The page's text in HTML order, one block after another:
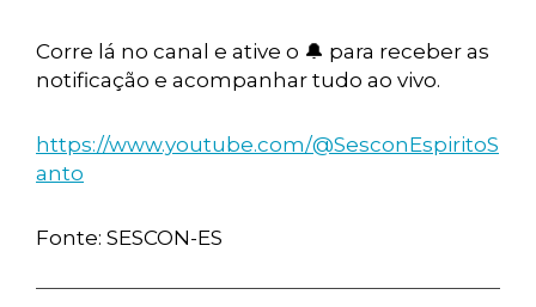
Corre lá no canal e ative o 🔔 para receber as
notificação e acompanhar tudo ao vivo.
https://www.youtube.com/@SesconEspiritoS
anto
Fonte: SESCON-ES